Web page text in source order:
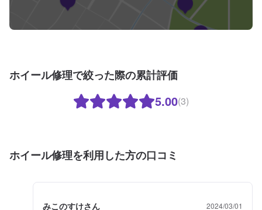
ホイール修理で絞った際の累計評価
5.00(3)
ホイール修理を利用した方の口コミ
みこのすけさん 2024/03/01